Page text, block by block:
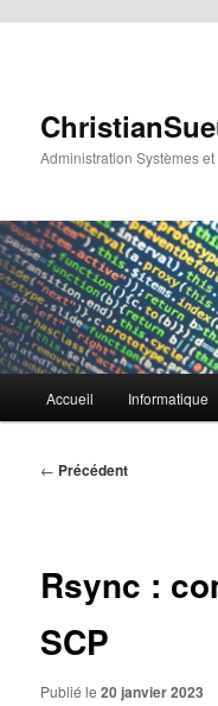
Administration Systèmes
principalAccueil Informatique
Navigation
← Précédent
Rsync :
SCP
Publié le20 janvier 2023